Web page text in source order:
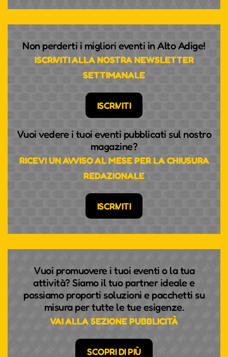
Non perderti i migliori eventi in Alto Adige!
ISCRIVITI ALLA NOSTRA NEWSLETTER
SETTIMANALE
ISCRIVITI
Vuoi vedere i tuoi eventi pubblicati sul nostro
magazine?
RICEVI UN AVVISO AL MESE PER LA CHIUSURA
REDAZIONALE
ISCRIVITI
Vuoi promuovere i tuoi eventi o la tua
attività? Siamo il tuo partner ideale e
possiamo proporti soluzioni e pacchetti su
misura per tutte le tue esigenze.
VAI ALLA SEZIONE PUBBLICITÀ
SCOPRI DI PIÙ